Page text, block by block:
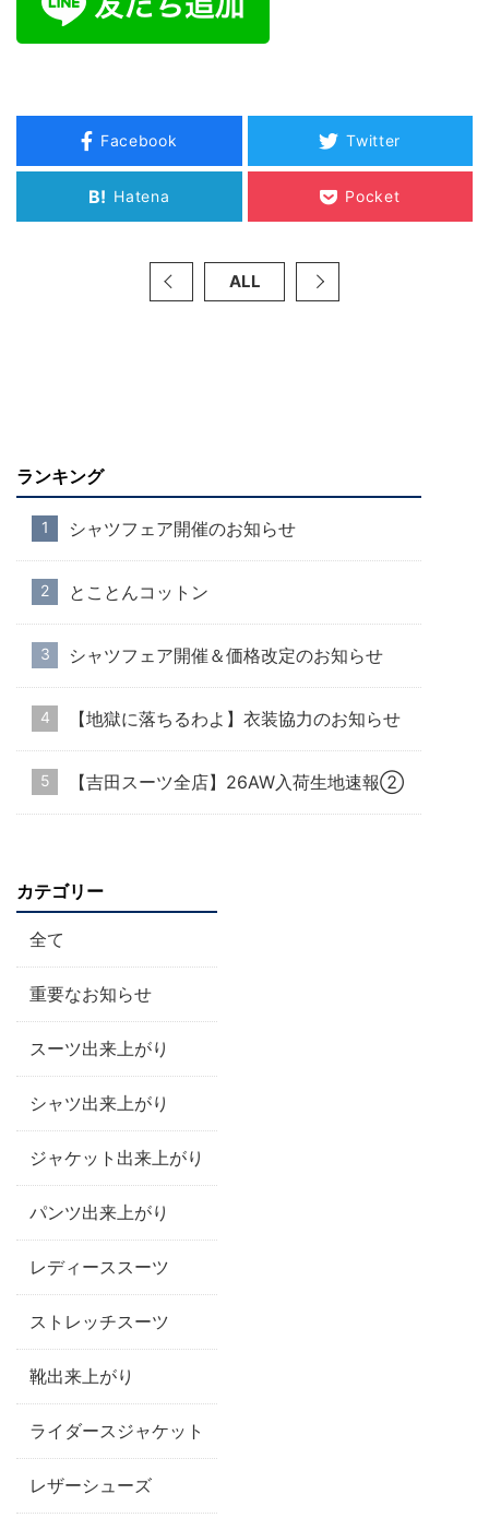
Facebook Twitter
B! Hatena Pocket
ALL
ランキング
シャツフェア開催のお知らせ
とことんコットン
シャツフェア開催＆価格改定のお知らせ
【地獄に落ちるわよ】衣装協力のお知らせ
【吉田スーツ全店】26AW入荷生地速報②
カテゴリー
全て
重要なお知らせ
スーツ出来上がり
シャツ出来上がり
ジャケット出来上がり
パンツ出来上がり
レディーススーツ
ストレッチスーツ
靴出来上がり
ライダースジャケット
レザーシューズ